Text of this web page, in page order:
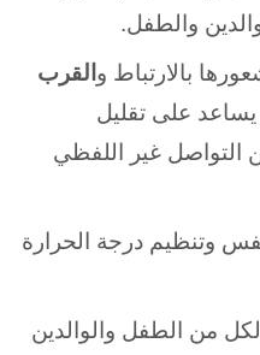
والطفل.
بالارتباط و القرب
يساعد على تقليل
التواصل غير اللفظي
وتنظيم درجة الحرارة
من الطفل والوالدين